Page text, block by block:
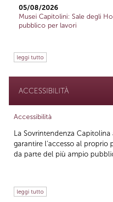
05/08/2026
Musei Capitolini: Sale degli
pubblico per lavori
leggi tutto
ACCESSIBILITÀ
Accessibilità
La Sovrintendenza
garantire l’accesso al
da parte del più ampio
leggi tutto